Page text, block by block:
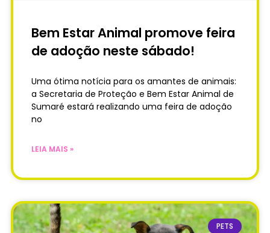
Bem Estar Animal promove feira
de adoção neste sábado!
Uma ótima notícia para os amantes de animais:
a Secretaria de Proteção e Bem Estar Animal de
Sumaré estará realizando uma feira de adoção
no
LEIA MAIS »
PETS